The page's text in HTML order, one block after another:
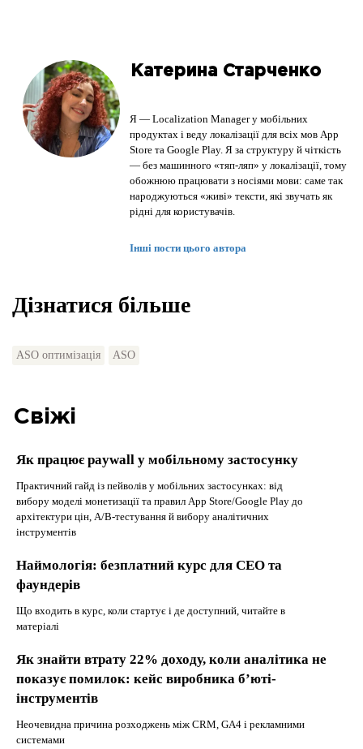
Катерина Старченко
Я — Localization Manager у мобільних
продуктах і веду локалізації для всіх мов App
Store та Google Play. Я за структуру й чіткість
— без машинного «тяп-ляп» у локалізації, тому
обожнюю працювати з носіями мови: саме так
народжуються «живі» тексти, які звучать як
рідні для користувачів.
Інші пости цього автора
Дізнатися більше
ASO оптимізація ASO
Свіжі
Як працює paywall у мобільному застосунку
Практичний гайд із пейволів у мобільних застосунках: від
вибору моделі монетизації та правил App Store/Google Play до
архітектури цін, A/B-тестування й вибору аналітичних
інструментів
Наймологія: безплатний курс для CEO та
фаундерів
Що входить в курс, коли стартує і де доступний, читайте в
матеріалі
Як знайти втрату 22% доходу, коли аналітика не
показує помилок: кейс виробника б’юті-
інструментів
Неочевидна причина розходжень між CRM, GA4 і рекламними
системами